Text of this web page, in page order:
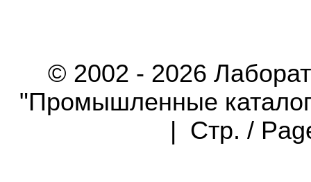
© 2002 - 2026
"Промышленные
| Стр. /